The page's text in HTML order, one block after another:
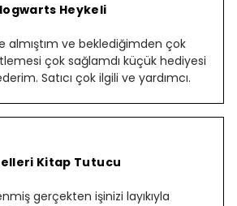
Heykeli
almıştım ve beklediğimden çok
çok sağlamdı küçük hediyesi
Satıcı çok ilgili ve yardımcı.
Kitap Tutucu
gerçekten işinizi layıkıyla